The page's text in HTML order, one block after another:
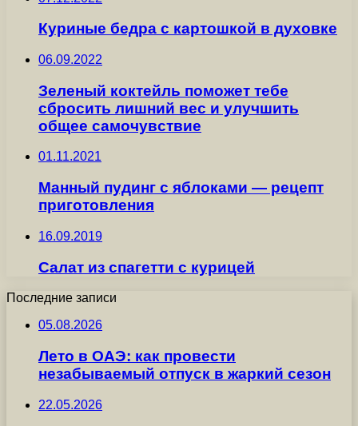
Куриные бедра с картошкой в духовке
06.09.2022
Зеленый коктейль поможет тебе
сбросить лишний вес и улучшить
общее самочувствие
01.11.2021
Манный пудинг с яблоками — рецепт
приготовления
16.09.2019
Салат из спагетти с курицей
Последние записи
05.08.2026
Лето в ОАЭ: как провести
незабываемый отпуск в жаркий сезон
22.05.2026